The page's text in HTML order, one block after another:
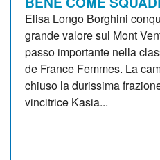
Elisa Longo Borghini
grande valore sul Mont
passo importante nella
de France Femmes. La
chiuso la durissima
vincitrice Kasia...